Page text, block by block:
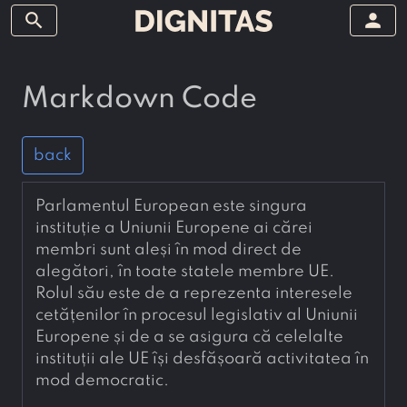
search person
Markdown Code
back
Parlamentul European este singura
instituție a Uniunii Europene ai cărei
membri sunt aleși în mod direct de
alegători, în toate statele membre UE.
Rolul său este de a reprezenta interesele
cetățenilor în procesul legislativ al Uniunii
Europene și de a se asigura că celelalte
instituții ale UE își desfășoară activitatea în
mod democratic.